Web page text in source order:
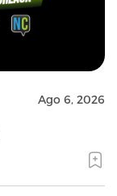
Ago 6, 2026